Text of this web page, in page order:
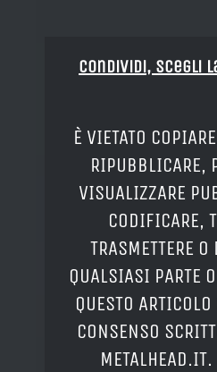
Condividi, Scegli
È VIETATO
RIPUBBLICARE,
VISUALIZZARE
CODIFICARE,
TRASMETTERE
QUALSIASI PARTE
QUESTO
CONSENSO